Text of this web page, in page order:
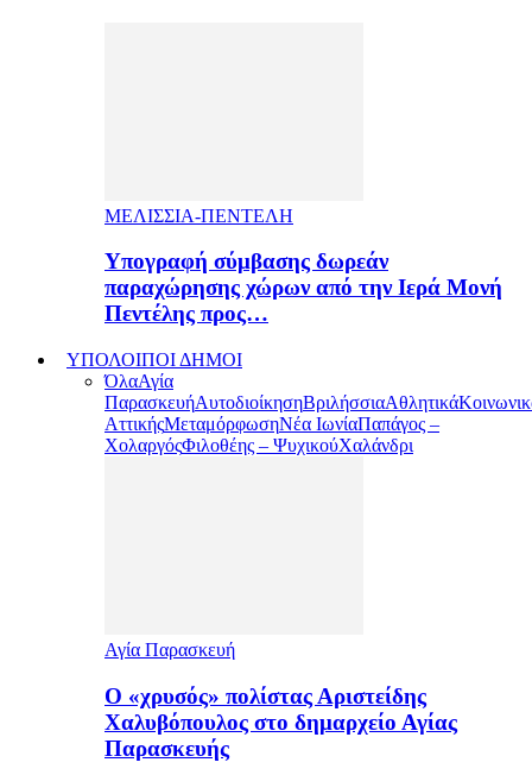
ΜΕΛΙΣΣΙΑ-ΠΕΝΤΕΛΗ
Υπογραφή σύμβασης δωρεάν
παραχώρησης χώρων από την Ιερά Μονή
Πεντέλης προς…
ΥΠΟΛΟΙΠΟΙ ΔΗΜΟΙ
ΌλαΑγία
ΠαρασκευήΑυτοδιοίκησηΒριλήσσιαΑθλητικά
ΑττικήςΜεταμόρφωσηΝέα ΙωνίαΠαπάγος –
ΧολαργόςΦιλοθέης – ΨυχικούΧαλάνδρι
Αγία Παρασκευή
Ο «χρυσός» πολίστας Αριστείδης
Χαλυβόπουλος στο δημαρχείο Αγίας
Παρασκευής